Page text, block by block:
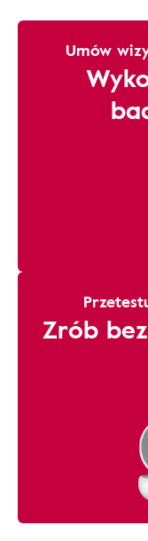
Umów
Zrób